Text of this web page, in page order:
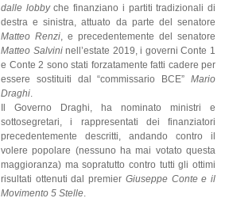
dalle lobbyche finanziano i partiti tradizionali di
destra e sinistra, attuato da parte del senatore
Matteo Renzi , e precedentemente del senatore
Matteo Salvininell’estate 2019, i governi Conte 1
e Conte 2 sono stati forzatamente fatti cadere per
essere sostituiti dal “commissario BCE” Mario
Draghi
Il Governo Draghi, ha nominato ministri e
sottosegretari, i rappresentati dei finanziatori
precedentemente descritti, andando contro il
volere popolare (nessuno ha mai votato questa
maggioranza) ma sopratutto contro tutti gli ottimi
risultati ottenuti dal premier Giuseppe Conte e il
Movimento 5 Stelle